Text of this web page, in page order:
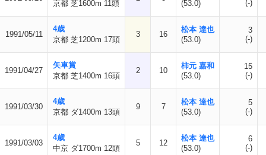
京都 芝1600m 11頭
(53.0)
(-)
1991/05/11
4歳
京都 芝1200m 17頭
3 16
松本 達也
(53.0)
3
(-)
1991/04/27
矢車賞
京都 芝1400m 16頭
2 10
柿元 嘉和
(53.0)
15
(-)
1991/03/30
4歳
京都 ダ1400m 13頭
9 7
松本 達也
(53.0)
5
(-)
1991/03/03
4歳
中京 ダ1700m 12頭
5 12
松本 達也
(53.0)
6
(-)